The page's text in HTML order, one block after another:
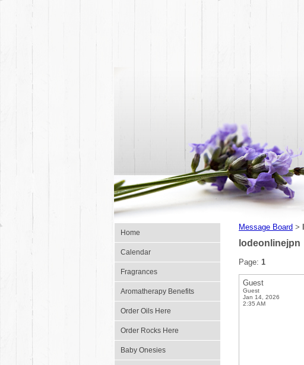
Home
Calendar
Fragrances
Aromatherapy Benefits
Order Oils Here
Order Rocks Here
Baby Onesies
Message Board >
lodeonlinejpn
Page: 1
Guest
Guest
Jan 14, 2026
2:35 AM